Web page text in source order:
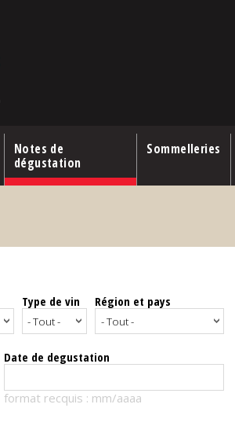
Notes de
dégustation
Sommelleries
Type de vin Région et pays
Date de degustation
format recquis : mm/aaaa